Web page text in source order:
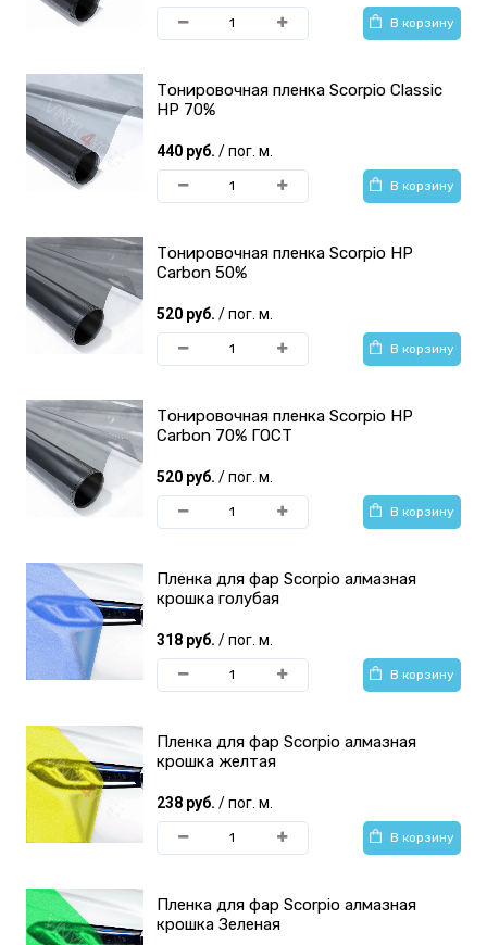
В корзину
Тонировочная пленка Scorpio Classic
HP 70%
440 руб. / пог. м.
В корзину
Тонировочная пленка Scorpio HP
Carbon 50%
520 руб. / пог. м.
В корзину
Тонировочная пленка Scorpio HP
Carbon 70% ГОСТ
520 руб. / пог. м.
В корзину
Пленка для фар Scorpio алмазная
крошка голубая
318 руб. / пог. м.
В корзину
Пленка для фар Scorpio алмазная
крошка желтая
238 руб. / пог. м.
В корзину
Пленка для фар Scorpio алмазная
крошка Зеленая